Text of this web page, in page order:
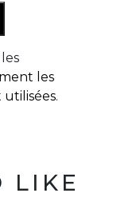
les
utilisées.
LIKE